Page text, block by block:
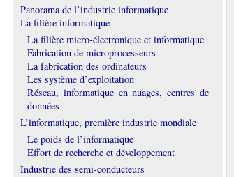
Panorama de l’industrie informatique
La filière informatique
La filière micro-électronique et informatique
Fabrication de microprocesseurs
La fabrication des ordinateurs
Les système d’exploitation
Réseau, informatique en nuages, centres de
données
L’informatique, première industrie mondiale
Le poids de l’informatique
Effort de recherche et développement
Industrie des semi-conducteurs